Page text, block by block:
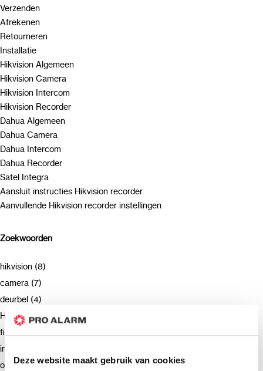
Deze website maakt gebruik van cookies
Verzenden
Afrekenen
Retourneren
Installatie
Hikvision Algemeen
Hikvision Camera
Hikvision Intercom
Hikvision Recorder
Dahua Algemeen
Dahua Camera
Dahua Intercom
Dahua Recorder
Satel Integra
Aansluit instructies Hikvision recorder
Aanvullende Hikvision recorder instellingen
Zoekwoorden
hikvision (8)
camera (7)
deurbel (4)
Hikvision (3)
firmware (3)
installatie (2)
ondersteuning (2)